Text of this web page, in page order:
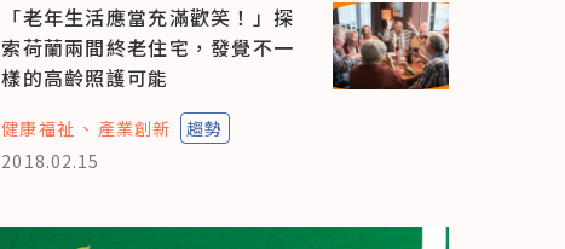
「老年生活應當充滿歡笑！」探
索荷蘭兩間終老住宅，發覺不一
樣的高齡照護可能
健康福祉 產業創新
趨勢
2018.02.15